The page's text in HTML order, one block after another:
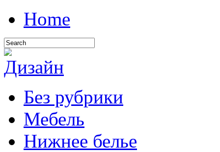
Home
Без рубрики
Мебель
Нижнее белье